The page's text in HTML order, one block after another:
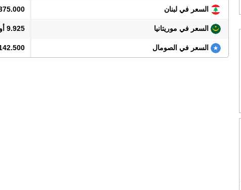
السعر في لبنان
السعر في موريتانيا 9.925 أوقية
السعر في الصومال 142.500